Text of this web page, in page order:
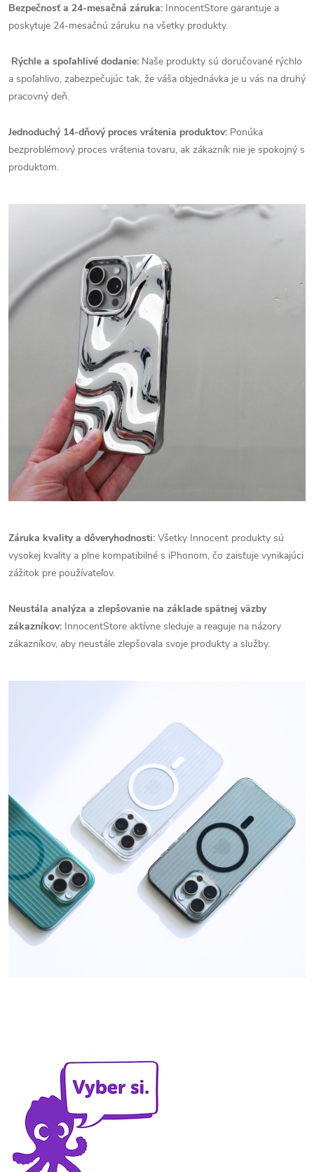
Bezpečnosť a 24-mesačná záruka: InnocentStore garantuje a
poskytuje 24-mesačnú záruku na všetky produkty.
Rýchle a spoľahlivé dodanie: Naše produkty sú doručované rýchlo
a spoľahlivo, zabezpečujúc tak, že váša objednávka je u vás na druhý
pracovný deň.
Jednoduchý 14-dňový proces vrátenia produktov: Ponúka
bezproblémový proces vrátenia tovaru, ak zákazník nie je spokojný s
produktom.
Záruka kvality a dôveryhodnosti: Všetky Innocent produkty sú
vysokej kvality a plne kompatibilné s iPhonom, čo zaisťuje vynikajúci
zážitok pre používateľov.
Neustála analýza a zlepšovanie na základe spätnej väzby
zákazníkov: InnocentStore aktívne sleduje a reaguje na názory
zákazníkov, aby neustále zlepšovala svoje produkty a služby.